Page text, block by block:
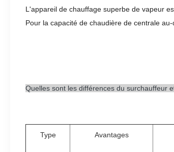
L'appareil de chauffage superbe de vapeur
Pour la capacité de chaudière de centrale
Quelles sont les différences du surchauffeur
Type Avantages